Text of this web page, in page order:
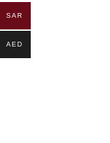
SAR
AED